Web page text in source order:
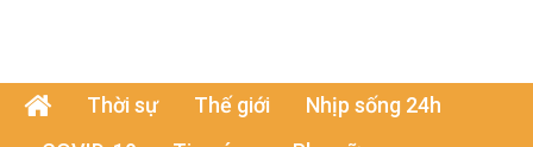
Thời sự Thế giới
Nhịp sống 24h